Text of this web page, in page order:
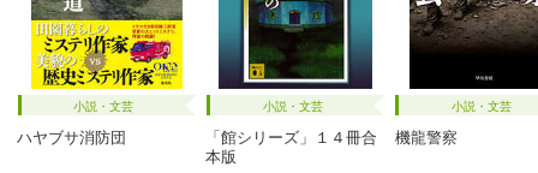
小説・文芸
ハヤブサ消防団
小説・文芸
「館シリーズ」１４冊合
本版
小説・文芸
機龍警察